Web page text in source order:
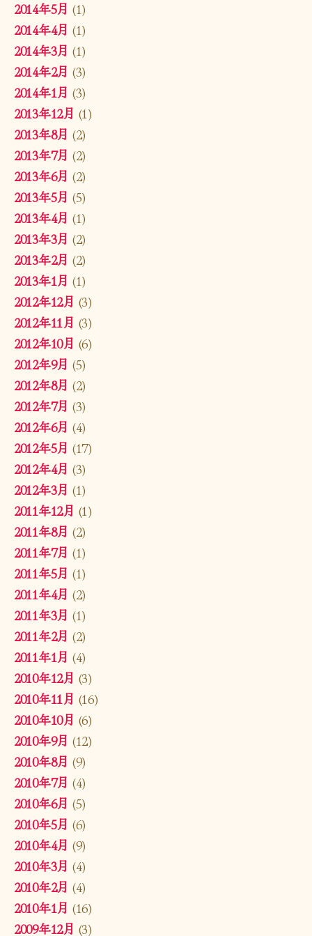
2014年5月 (1)
2014年4月 (1)
2014年3月 (1)
2014年2月 (3)
2014年1月 (3)
2013年12月 (1)
2013年8月 (2)
2013年7月 (2)
2013年6月 (2)
2013年5月 (5)
2013年4月 (1)
2013年3月 (2)
2013年2月 (2)
2013年1月 (1)
2012年12月 (3)
2012年11月 (3)
2012年10月 (6)
2012年9月 (5)
2012年8月 (2)
2012年7月 (3)
2012年6月 (4)
2012年5月 (17)
2012年4月 (3)
2012年3月 (1)
2011年12月 (1)
2011年8月 (2)
2011年7月 (1)
2011年5月 (1)
2011年4月 (2)
2011年3月 (1)
2011年2月 (2)
2011年1月 (4)
2010年12月 (3)
2010年11月 (16)
2010年10月 (6)
2010年9月 (12)
2010年8月 (9)
2010年7月 (4)
2010年6月 (5)
2010年5月 (6)
2010年4月 (9)
2010年3月 (4)
2010年2月 (4)
2010年1月 (16)
2009年12月 (3)